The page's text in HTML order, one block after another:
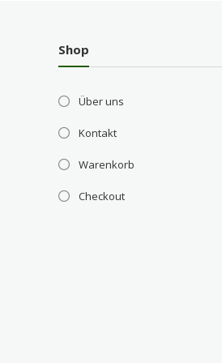
Shop
Über uns
Kontakt
Warenkorb
Checkout